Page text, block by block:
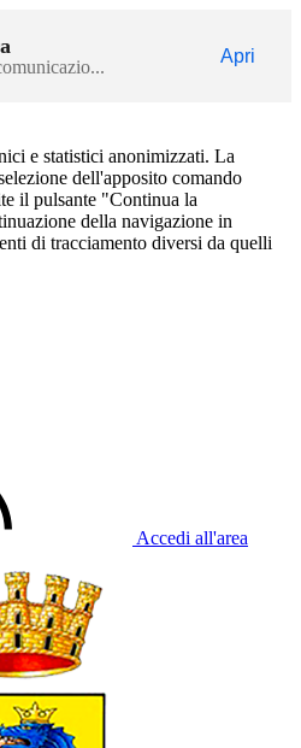
Apri
e statistici anonimizzati. La
dell'apposito comando
il pulsante "Continua la
della navigazione in
di tracciamento diversi da quelli
Accedi all'area